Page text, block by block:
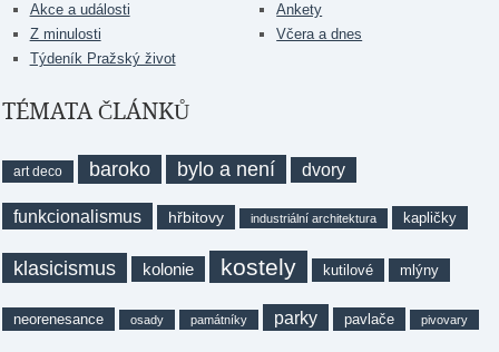
Akce a události
Z minulosti
Týdeník Pražský život
Ankety
Včera a dnes
TÉMATA ČLÁNKŮ
art deco baroko bylo a není dvory
funkcionalismus hřbitovy industriální architektura kapličky
klasicismus kolonie kostely kutilové mlýny
neorenesance osady památníky parky pavlače pivovary